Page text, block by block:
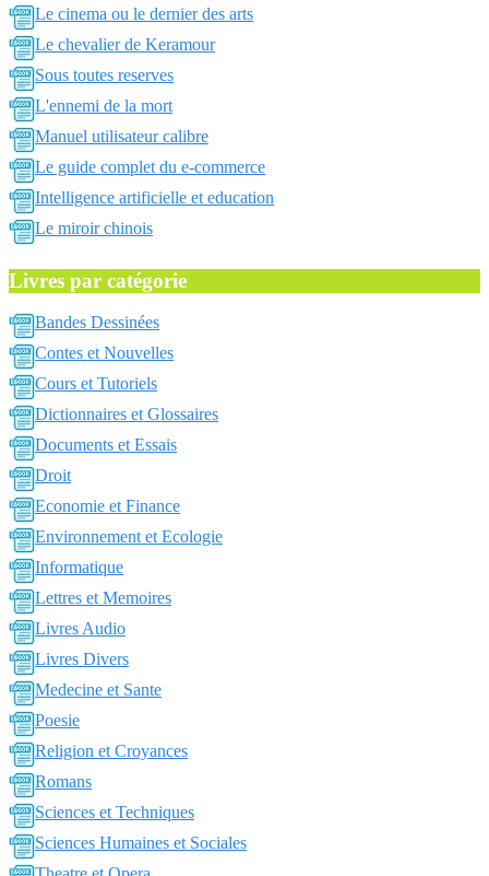
Le cinema ou le dernier des arts
Le chevalier de Keramour
Sous toutes reserves
L'ennemi de la mort
Manuel utilisateur calibre
Le guide complet du e-commerce
Intelligence artificielle et education
Le miroir chinois
Livres par catégorie
Bandes Dessinées
Contes et Nouvelles
Cours et Tutoriels
Dictionnaires et Glossaires
Documents et Essais
Droit
Economie et Finance
Environnement et Ecologie
Informatique
Lettres et Memoires
Livres Audio
Livres Divers
Medecine et Sante
Poesie
Religion et Croyances
Romans
Sciences et Techniques
Sciences Humaines et Sociales